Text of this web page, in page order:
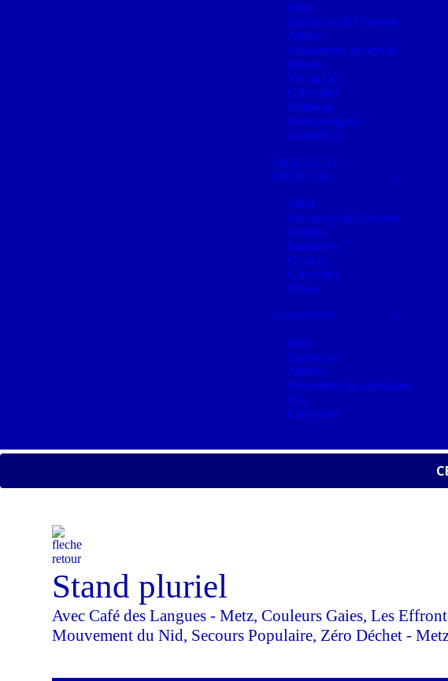
Edito
Spectacles & Concerts
Artistes
Rencontres, ateliers &
lectures
Vie au QG
Calendrier
Billetterie
Infos pratiques
Nomade 22
ZIGZAG 22
EDITION 2021
Edito
Spectacles & Concerts
Artistes
Encontros
Coraçao
Calendrier
Presse
KUYA KWETU
Edito
Spectacles
Artistes
Rencontres & animations
QG
Calendrier
Stand pluriel
Avec Café des Langues - Metz, Couleurs Gaies, Les
Mouvement du Nid, Secours Populaire, Zéro Déchet -